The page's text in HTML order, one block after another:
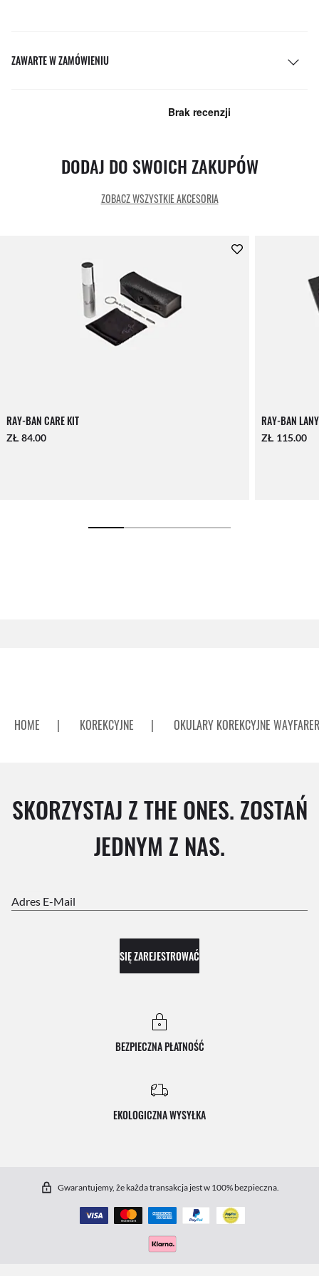
ZAWARTE W ZAMÓWIENIU
DODAJ DO SWOICH ZAKUPÓW
ZOBACZ WSZYSTKIE AKCESORIA
RAY-BAN CARE KIT
ZŁ 84.00
RAY-BAN
ZŁ 115.00
HOME | KOREKCYJNE | OKULARY KOREKCYJNE WAYFARER
SKORZYSTAJ Z THE ONES. ZOSTAŃ
JEDNYM Z NAS.
Adres E-Mail
SIĘ ZAREJESTROWAĆ
BEZPIECZNA PŁATNOŚĆ
EKOLOGICZNA WYSYŁKA
Gwarantujemy, że każda transakcja jest w 100% bezpieczna.